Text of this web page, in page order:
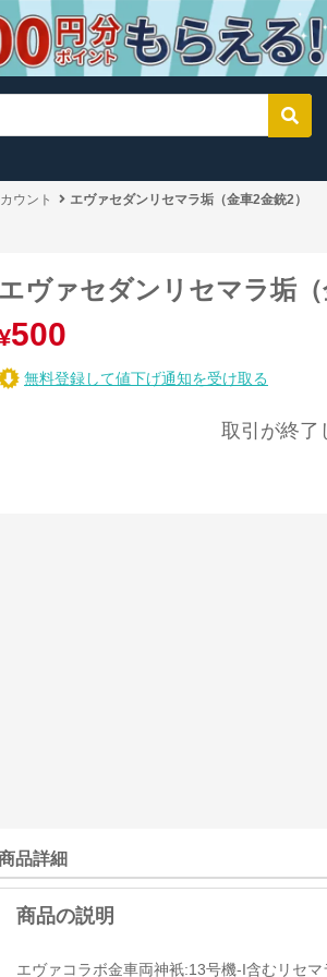
ウント エヴァセダンリセマラ垢（金車2金銃2）
エヴァセダンリセマラ垢（
500
無料登録して値下げ通知を受け取る
取引が終了
品詳細
エヴァコラボ金車両神衹:13号機-I含むリセマ